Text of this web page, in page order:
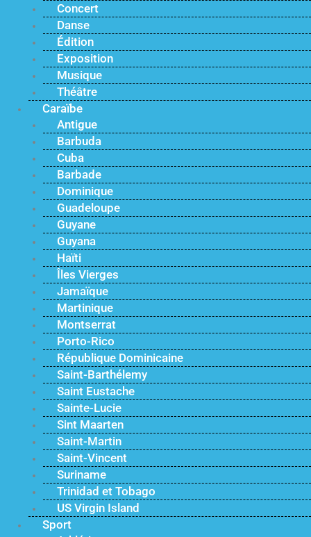
Concert
Danse
Édition
Exposition
Musique
Théâtre
Caraïbe
Antigue
Barbuda
Cuba
Barbade
Dominique
Guadeloupe
Guyane
Guyana
Haïti
Îles Vierges
Jamaïque
Martinique
Montserrat
Porto-Rico
République Dominicaine
Saint-Barthélemy
Saint Eustache
Sainte-Lucie
Sint Maarten
Saint-Martin
Saint-Vincent
Suriname
Trinidad et Tobago
US Virgin Island
Sport